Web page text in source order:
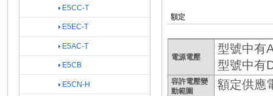
額定
電源電壓
型號中有
型號中有
容許電壓變
動範圍
額定供應
E5CC-T
E5EC-T
E5AC-T
E5CB
E5CN-H